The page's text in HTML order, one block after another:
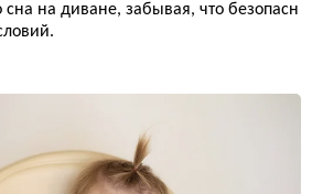
сна на диване, забывая, что безопасн